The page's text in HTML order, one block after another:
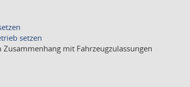
setzen
mit Fahrzeugzulassungen